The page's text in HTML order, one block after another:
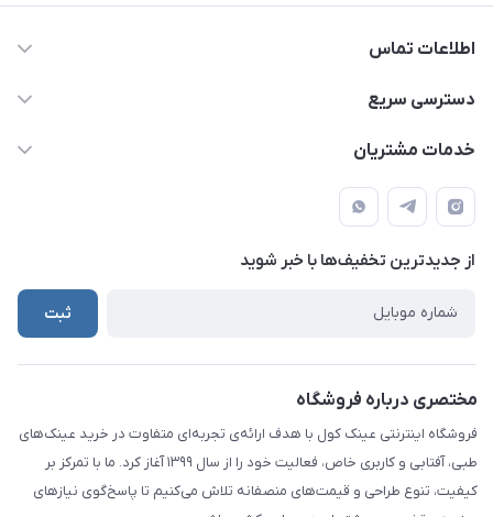
اطلاعات تماس
09924035290
تهران - شهریار (فروش حضوری نداریم)
دسترسی سریع
حساب کاربری
درباره ما
تماس با ما
خدمات مشتریان
قوانین و مقررات
حریم شخصی کاربران
راهنما
از جدید‌ترین تخفیف‌ها با‌ خبر شوید
ثبت
مختصری درباره فروشگاه
فروشگاه اینترنتی عینک کول با هدف ارائه‌ی تجربه‌ای متفاوت در خرید عینک‌های
طبی، آفتابی و کاربری خاص، فعالیت خود را از سال ۱۳۹۹ آغاز کرد. ما با تمرکز بر
کیفیت، تنوع طراحی و قیمت‌های منصفانه تلاش می‌کنیم تا پاسخ‌گوی نیازهای